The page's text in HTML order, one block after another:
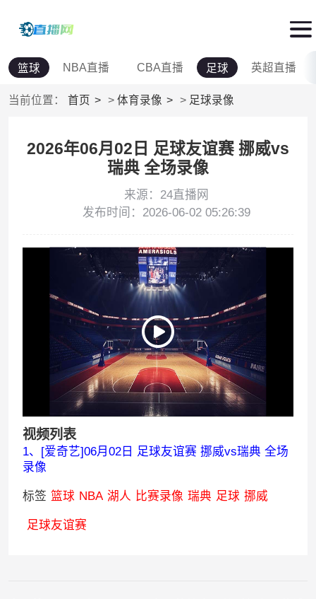
篮球 NBA直播 CBA直播 足球 英超直播
当前位置： 首页 > 体育录像 > 足球录像
2026年06月02日 足球友谊赛 挪威vs
瑞典 全场录像
来源：24直播网
发布时间：2026-06-02 05:26:39
视频列表
1、[爱奇艺]06月02日 足球友谊赛 挪威vs瑞典 全场
录像
标签 篮球 NBA 湖人 比赛录像 瑞典 足球 挪威
足球友谊赛